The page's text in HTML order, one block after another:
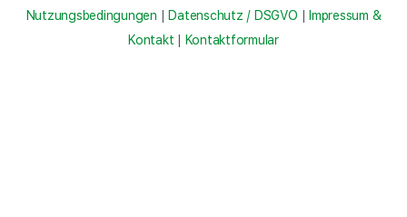
Nutzungsbedingungen
Datenschutz / DSGVO
Impressum &
Kontakt
Kontaktformular